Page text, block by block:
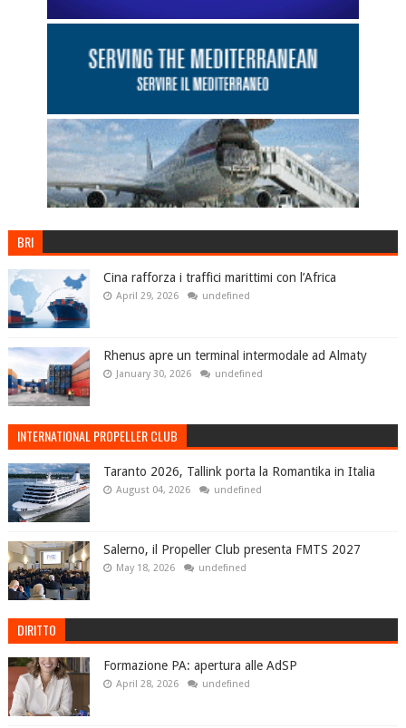
BRI
Cina rafforza i traffici marittimi con l’Africa
April 29, 2026 undefined
Rhenus apre un terminal intermodale ad Almaty
January 30, 2026 undefined
INTERNATIONAL PROPELLER CLUB
Taranto 2026, Tallink porta la Romantika in Italia
August 04, 2026 undefined
Salerno, il Propeller Club presenta FMTS 2027
May 18, 2026 undefined
DIRITTO
Formazione PA: apertura alle AdSP
April 28, 2026 undefined